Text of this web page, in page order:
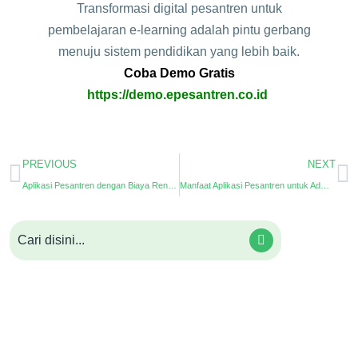
Transformasi digital pesantren untuk
pembelajaran e-learning adalah pintu gerbang
menuju sistem pendidikan yang lebih baik.
Coba Demo Gratis
https://demo.epesantren.co.id
PREVIOUS NEXT
Manfaat Aplikasi Pesantren untuk Administrasi Profesional